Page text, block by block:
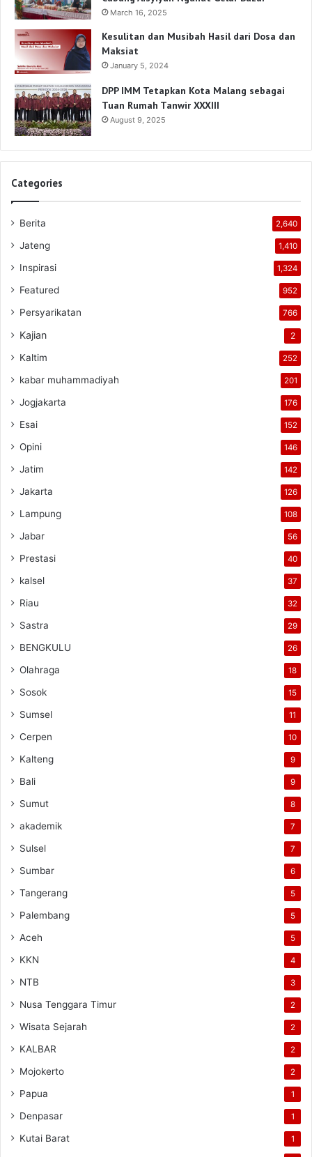
March 16, 2025
Kesulitan dan Musibah Hasil dari Dosa dan
Maksiat
January 5, 2024
DPP IMM Tetapkan Kota Malang sebagai
Tuan Rumah Tanwir XXXIII
August 9, 2025
Categories
Berita 2,640
Jateng 1,410
Inspirasi 1,324
Featured 952
Persyarikatan 766
Kajian 2
Kaltim 252
kabar muhammadiyah 201
Jogjakarta 176
Esai 152
Opini 146
Jatim 142
Jakarta 126
Lampung 108
Jabar 56
Prestasi 40
kalsel 37
Riau 32
Sastra 29
BENGKULU 26
Olahraga 18
Sosok 15
Sumsel 11
Cerpen 10
Kalteng 9
Bali 9
Sumut 8
akademik 7
Sulsel 7
Sumbar 6
Tangerang 5
Palembang 5
Aceh 5
KKN 4
NTB 3
Nusa Tenggara Timur 2
Wisata Sejarah 2
KALBAR 2
Mojokerto 2
Papua 1
Denpasar 1
Kutai Barat 1